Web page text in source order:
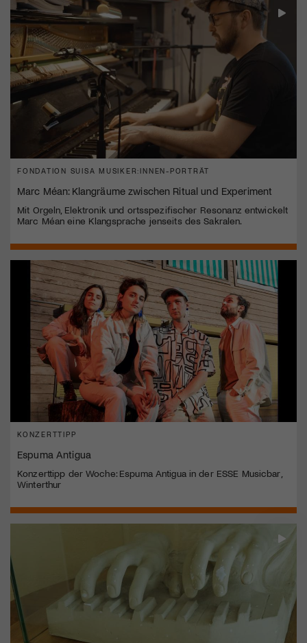
FONDATION SUISA MUSIKER:INNEN-PORTRÄT
Marc Méan: Klangräume zwischen Ritual und Experiment
Mit Orgeln, Elektronik und ortsspezifischer Resonanz entwickelt
Marc Méan eine Klangsprache jenseits des Sakralen.
KONZERTTIPP
Espuma Antigua
Konzerttipp der Woche: Espuma Antigua in der ESSE Musicbar,
Winterthur